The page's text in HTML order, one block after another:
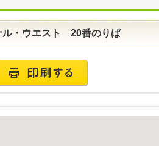
ル・ウエスト 20番のりば